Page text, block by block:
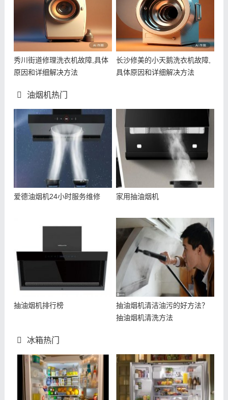
秀川街道修理洗衣机故障,具体
原因和详细解决方法
长沙修美的小天鹅洗衣机故障,
具体原因和详细解决方法
油烟机热门
爱德油烟机24小时服务维修 家用抽油烟机
抽油烟机排行榜
抽油烟机清洁油污的好方法？
抽油烟机清洗方法
冰箱热门